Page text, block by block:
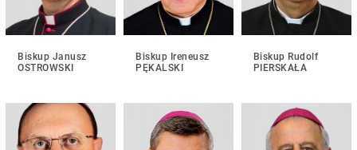
Biskup Janusz
OSTROWSKI
Biskup Ireneusz
PĘKALSKI
Biskup Rudolf
PIERSKAŁA